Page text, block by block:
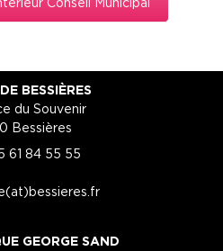
BESSIÈRES
du Souvenir
Bessières
61 84 55 55
GEORGE SAND